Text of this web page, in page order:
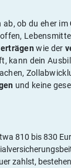
ab, ob du eher im
wie der
kann dein
und keine
810 bis 830
zahlst,